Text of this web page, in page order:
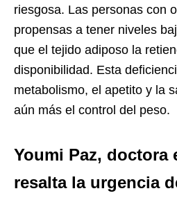
riesgosa. Las personas con
propensas a tener niveles
que el tejido adiposo la
disponibilidad. Esta
metabolismo, el apetito y la
aún más el control del peso.
Youmi Paz, doctora
resalta la urgencia